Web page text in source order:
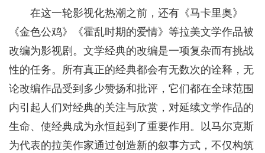
在这一轮影视化热潮之前，还有《马卡里奥》
《金色公鸡》《霍乱时期的爱情》等拉美文学作品被
改编为影视剧。文学经典的改编是一项复杂而有挑战
性的任务。所有真正的经典都会有无数次的诠释，无
论改编作品受到多少赞扬和批评，它们都在全球范围
内引起人们对经典的关注与欣赏，对延续文学作品的
生命、使经典成为永恒起到了重要作用。以马尔克斯
为代表的拉美作家通过创造新的叙事方式，不仅构筑